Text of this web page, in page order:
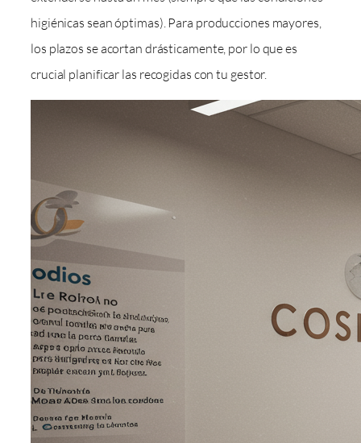
higiénicas sean óptimas). Para producciones mayores,
los plazos se acortan drásticamente, por lo que es
crucial planificar las recogidas con tu gestor.